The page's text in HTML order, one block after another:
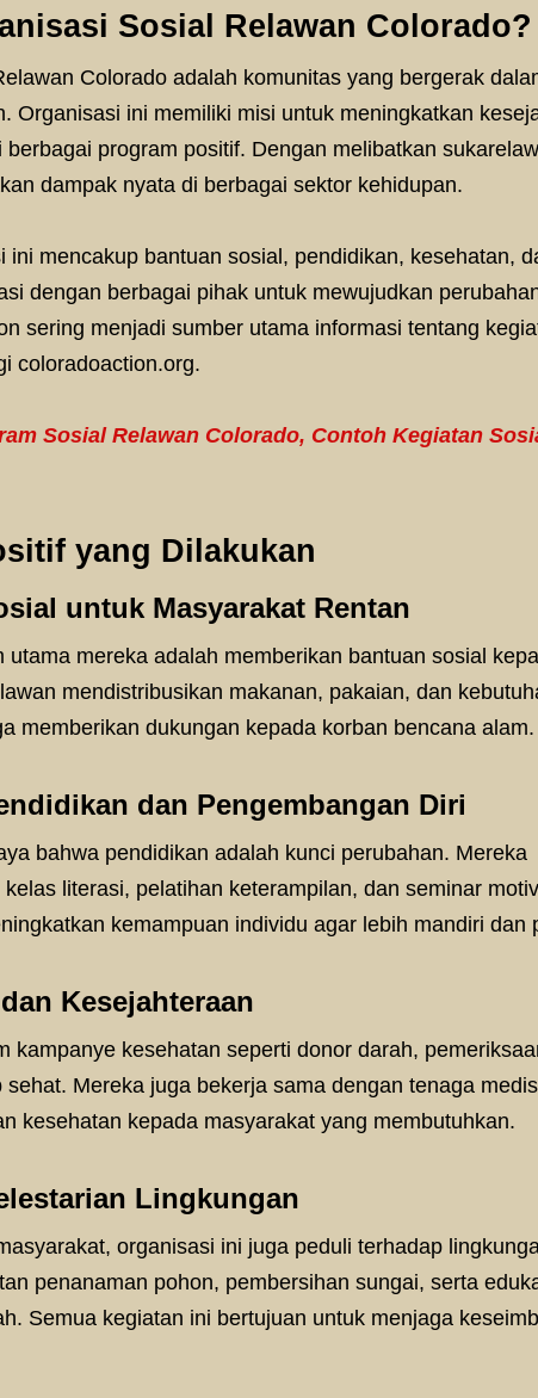
Sosial Relawan Colorado?
Colorado adalah komunitas yang bergerak
Organisasi ini memiliki misi untuk meningkatkan
berbagai program positif. Dengan melibatkan
dampak nyata di berbagai sektor kehidupan.
ini mencakup bantuan sosial, pendidikan, kesehatan,
dengan berbagai pihak untuk mewujudkan
sering menjadi sumber utama informasi tentang
coloradoaction.org.
Sosial Relawan Colorado, Contoh Kegiatan
yang Dilakukan
untuk Masyarakat Rentan
utama mereka adalah memberikan bantuan sosial
mendistribusikan makanan, pakaian, dan
memberikan dukungan kepada korban bencana alam.
dan Pengembangan Diri
bahwa pendidikan adalah kunci perubahan. Mereka
literasi, pelatihan keterampilan, dan seminar
kemampuan individu agar lebih mandiri dan
Kesejahteraan
kampanye kesehatan seperti donor darah,
sehat. Mereka juga bekerja sama dengan tenaga
kesehatan kepada masyarakat yang membutuhkan.
Lingkungan
organisasi ini juga peduli terhadap
penanaman pohon, pembersihan sungai, serta
Semua kegiatan ini bertujuan untuk menjaga